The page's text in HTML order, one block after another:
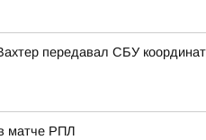
передавал СБУ
матче РПЛ